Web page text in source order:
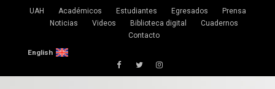
UAH Académicos Estudiantes Egresados
Prensa
Noticias
Videos Biblioteca digital
Cuadernos
Contacto
English
FacebookTwitterInstagram